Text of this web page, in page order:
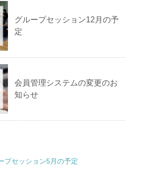
グループセッション12月の予
定
会員管理システムの変更のお
知らせ
プセッション5月の予定